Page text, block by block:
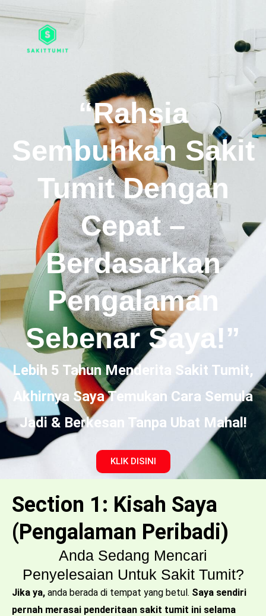
“Rahsia
Sembuhkan Sakit
Tumit Dengan
Cepat –
Berdasarkan
Pengalaman
Sebenar Saya!”
Lebih 5 Tahun Menderita Sakit Tumit,
Akhirnya Saya Temukan Cara Semula
Jadi & Berkesan Tanpa Ubat Mahal!
KLIK DISINI
Section 1: Kisah Saya
(Pengalaman Peribadi)
Anda Sedang Mencari
Penyelesaian Untuk Sakit Tumit?
Jika ya, anda berada di tempat yang betul. Saya sendiri
pernah merasai penderitaan sakit tumit ini selama